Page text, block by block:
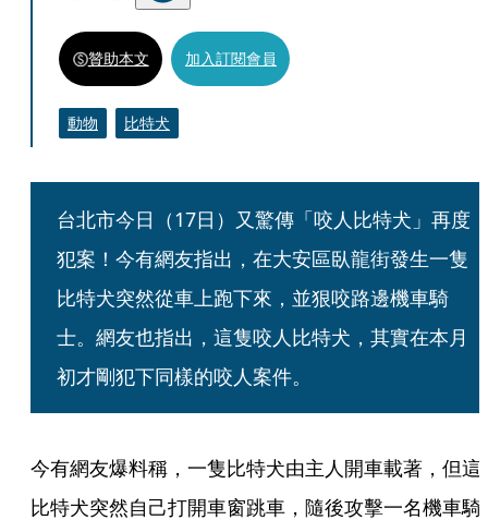
贊助本文 加入訂閱會員
動物 比特犬
台北市今日（17日）又驚傳「咬人比特犬」再度
犯案！今有網友指出，在大安區臥龍街發生一隻
比特犬突然從車上跑下來，並狠咬路邊機車騎
士。網友也指出，這隻咬人比特犬，其實在本月
初才剛犯下同樣的咬人案件。
今有網友爆料稱，一隻比特犬由主人開車載著，但這
比特犬突然自己打開車窗跳車，隨後攻擊一名機車騎